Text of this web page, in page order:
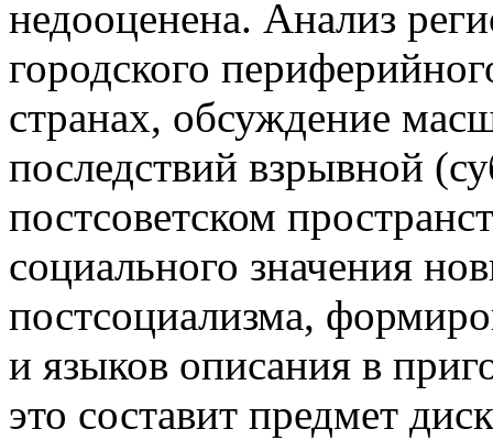
недооценена. Анализ
городского
странах, обсуждение
последствий взрывной
постсоветском
социального значения
постсоциализма,
и языков описания в
это составит предмет